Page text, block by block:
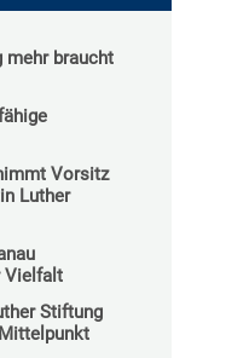
mehr braucht
Vorsitz
Luther
Vielfalt
Stiftung